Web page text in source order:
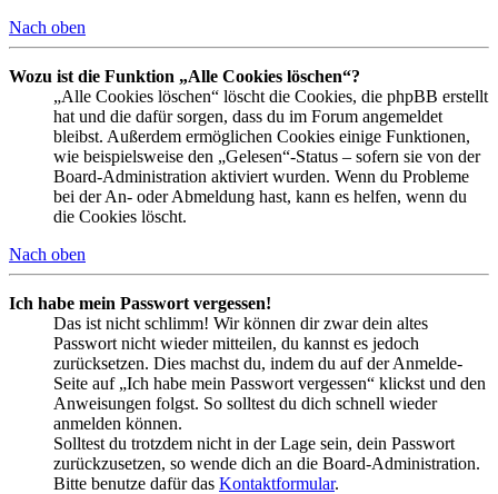
Nach oben
Wozu ist die Funktion „Alle Cookies löschen“?
„Alle Cookies löschen“ löscht die Cookies, die phpBB erstellt
hat und die dafür sorgen, dass du im Forum angemeldet
bleibst. Außerdem ermöglichen Cookies einige Funktionen,
wie beispielsweise den „Gelesen“-Status – sofern sie von der
Board-Administration aktiviert wurden. Wenn du Probleme
bei der An- oder Abmeldung hast, kann es helfen, wenn du
die Cookies löscht.
Nach oben
Ich habe mein Passwort vergessen!
Das ist nicht schlimm! Wir können dir zwar dein altes
Passwort nicht wieder mitteilen, du kannst es jedoch
zurücksetzen. Dies machst du, indem du auf der Anmelde-
Seite auf „Ich habe mein Passwort vergessen“ klickst und den
Anweisungen folgst. So solltest du dich schnell wieder
anmelden können.
Solltest du trotzdem nicht in der Lage sein, dein Passwort
zurückzusetzen, so wende dich an die Board-Administration.
Bitte benutze dafür das Kontaktformular.